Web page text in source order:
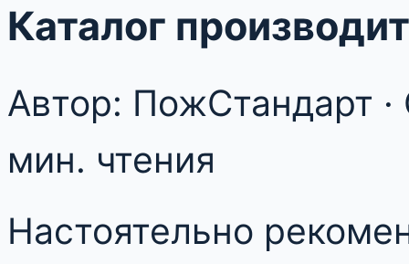
Каталог
Автор: ПожСтандарт ·
мин. чтения
Настоятельно